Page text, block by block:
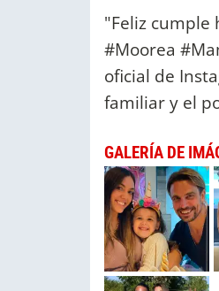
"Feliz cumple
#Moorea
oficial de
familiar y el
GALERÍA DE